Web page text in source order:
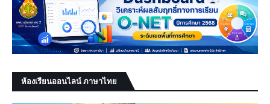
ห้องเรียนออนไลน์ ภาษาไทย